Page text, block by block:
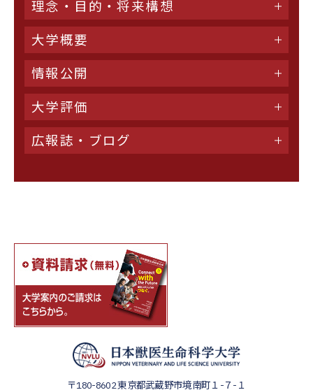
理念・目的・将来構想
大学概要
情報公開
大学評価
広報誌・ブログ
〒180-8602東京都武蔵野市境南町１-７-１